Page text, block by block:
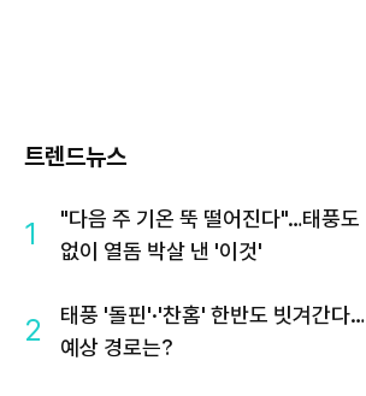
트렌드뉴스
1
"다음 주 기온 뚝 떨어진다"…태풍도
없이 열돔 박살 낸 '이것'
2
태풍 '돌핀'·'찬홈' 한반도 빗겨간다…
예상 경로는?